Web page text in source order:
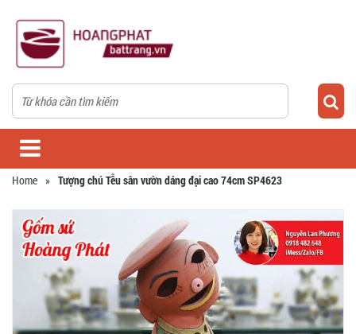
Home » Tượng chú Tễu sân vườn dáng đại cao 74cm SP4623